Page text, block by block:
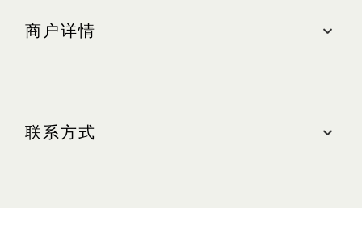
商户详情
最近的停车场：南区（蓝色区域）
联系方式